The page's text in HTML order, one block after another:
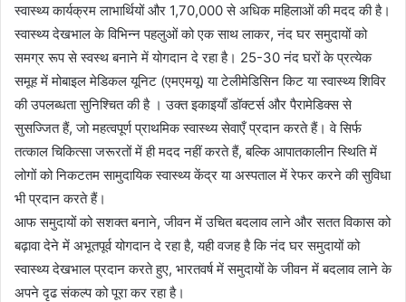
स्वास्थ्य कार्यक्रम लाभार्थियों और 1,70,000 से अधिक महिलाओं की मदद की है।
स्वास्थ्य देखभाल के विभिन्न पहलुओं को एक साथ लाकर, नंद घर समुदायों को
समग्र रूप से स्वस्थ बनाने में योगदान दे रहा है। 25-30 नंद घरों के प्रत्येक
समूह में मोबाइल मेडिकल यूनिट (एमएमयू) या टेलीमेडिसिन किट या स्वास्थ्य शिविर
की उपलब्धता सुनिश्चित की है । उक्त इकाइयाँ डॉक्टर्स और पैरामेडिक्स से
सुसज्जित हैं, जो महत्वपूर्ण प्राथमिक स्वास्थ्य सेवाएँ प्रदान करते हैं। वे सिर्फ
तत्काल चिकित्सा जरूरतों में ही मदद नहीं करते हैं, बल्कि आपातकालीन स्थिति में
लोगों को निकटतम सामुदायिक स्वास्थ्य केंद्र या अस्पताल में रेफर करने की सुविधा
भी प्रदान करते हैं।
आफ समुदायों को सशक्त बनाने, जीवन में उचित बदलाव लाने और सतत विकास को
बढ़ावा देने में अभूतपूर्व योगदान दे रहा है, यही वजह है कि नंद घर समुदायों को
स्वास्थ्य देखभाल प्रदान करते हुए, भारतवर्ष में समुदायों के जीवन में बदलाव लाने के
अपने दृढ संकल्प को पूरा कर रहा है।